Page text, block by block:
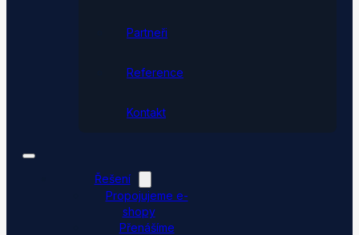
Partneři
Reference
Kontakt
Řešení
Propojujeme e-
shopy
Přenášíme